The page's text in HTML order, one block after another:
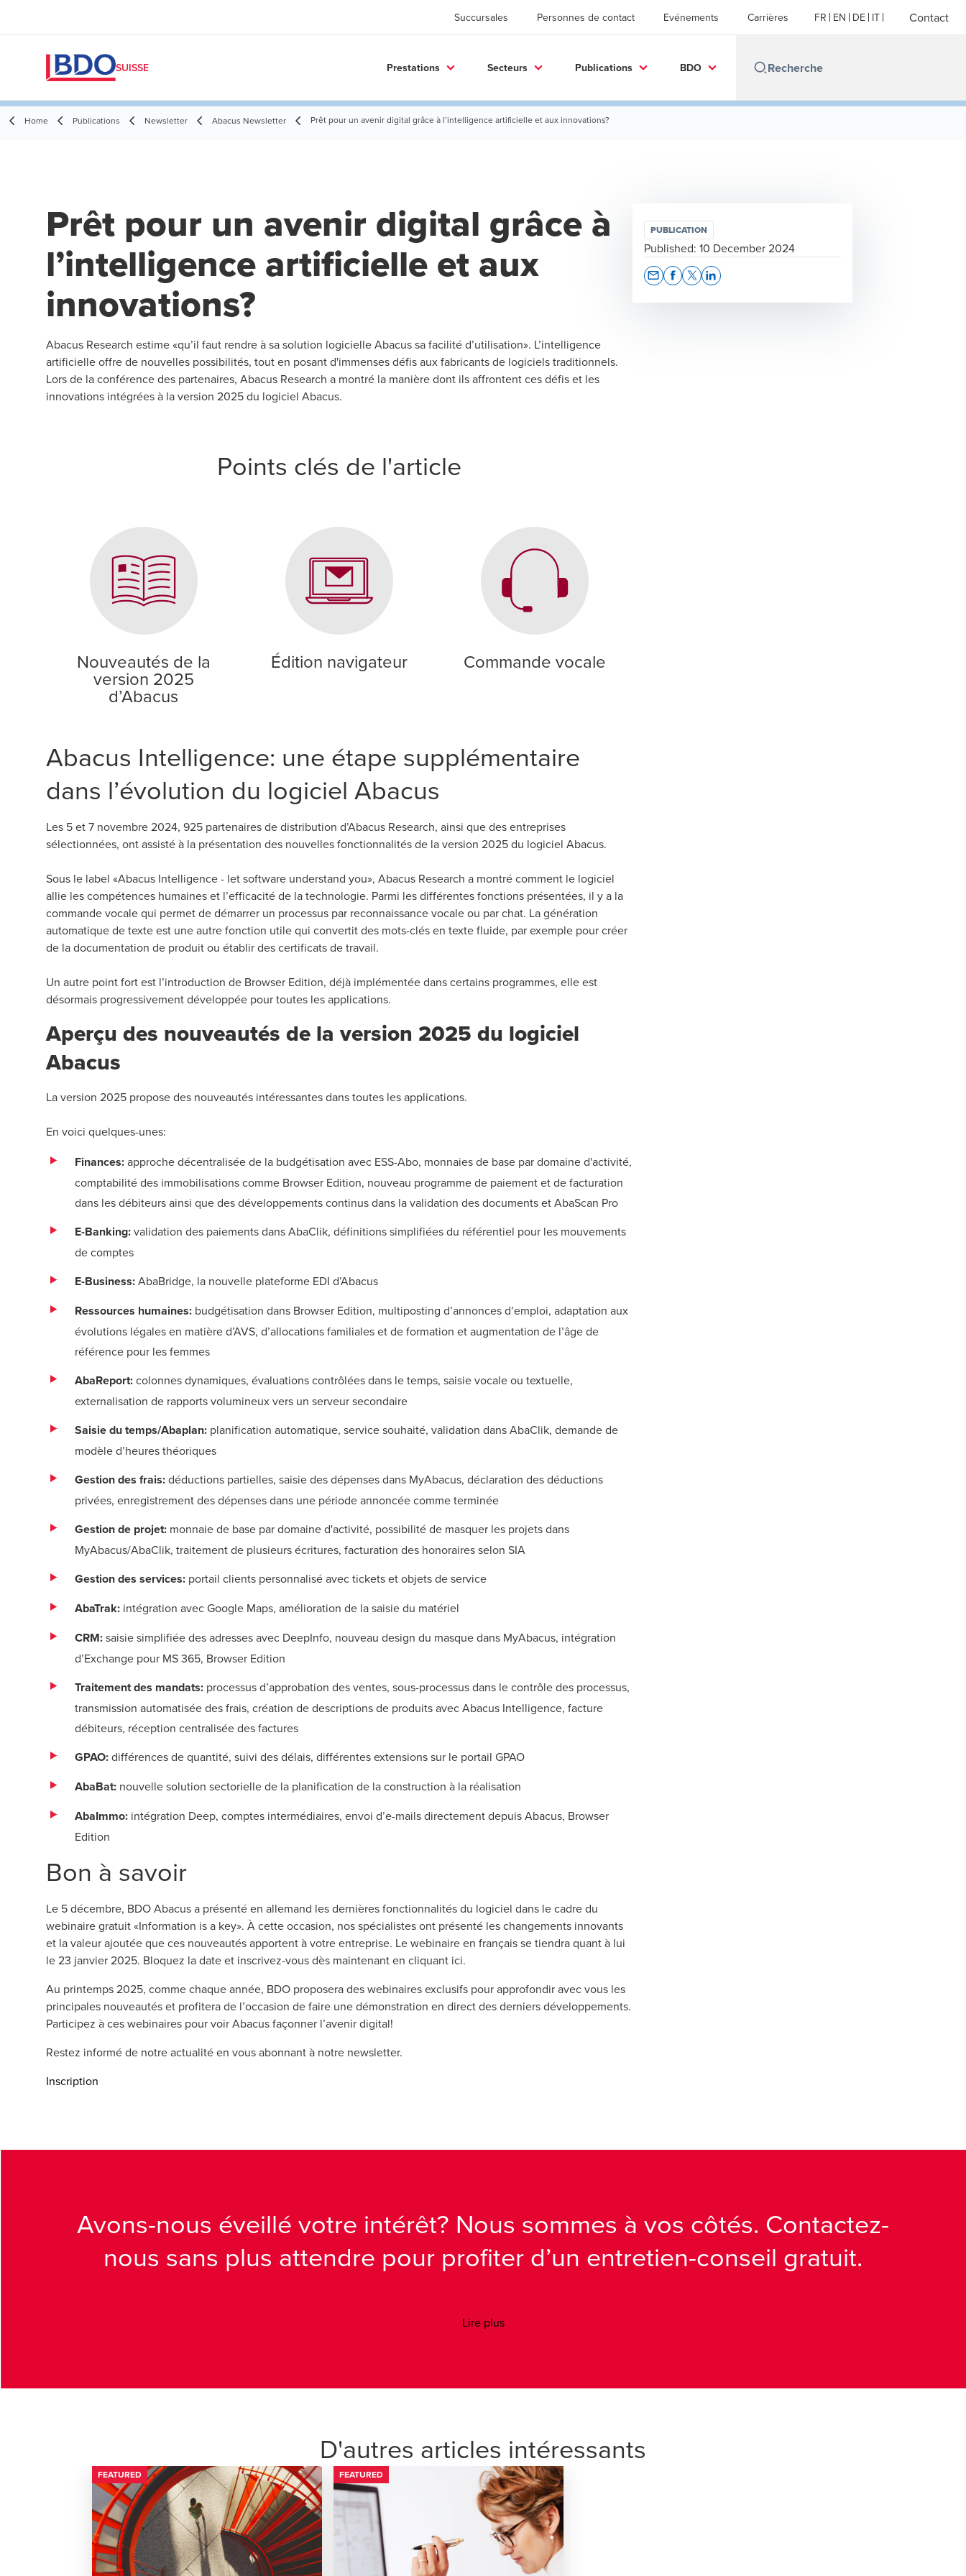
Succursales Personnes de contact Evénements Carrières FR EN DE IT Contact
SUISSE Prestations Secteurs Publications BDO
Home Publications Newsletter Abacus Newsletter Prêt pour un avenir digital grâce à l’intelligence artificielle et aux innovations?
Prêt pour un avenir digital grâce à
l’intelligence artificielle et aux
innovations?
Abacus Research estime «qu’il faut rendre à sa solution logicielle Abacus sa facilité d’utilisation». L’intelligence
artificielle offre de nouvelles possibilités, tout en posant d'immenses défis aux fabricants de logiciels traditionnels.
Lors de la conférence des partenaires, Abacus Research a montré la manière dont ils affrontent ces défis et les
innovations intégrées à la version 2025 du logiciel Abacus.
Points clés de l'article
Nouveautés de la
version 2025
d’Abacus
Édition navigateur Commande vocale
Abacus Intelligence: une étape supplémentaire
dans l’évolution du logiciel Abacus
Les 5 et 7 novembre 2024, 925 partenaires de distribution d’Abacus Research, ainsi que des entreprises
sélectionnées, ont assisté à la présentation des nouvelles fonctionnalités de la version 2025 du logiciel Abacus.
Sous le label «Abacus Intelligence - let software understand you», Abacus Research a montré comment le logiciel
allie les compétences humaines et l’efficacité de la technologie. Parmi les différentes fonctions présentées, il y a la
commande vocale qui permet de démarrer un processus par reconnaissance vocale ou par chat. La génération
automatique de texte est une autre fonction utile qui convertit des mots-clés en texte fluide, par exemple pour créer
de la documentation de produit ou établir des certificats de travail.
Un autre point fort est l’introduction de Browser Edition, déjà implémentée dans certains programmes, elle est
désormais progressivement développée pour toutes les applications.
Aperçu des nouveautés de la version 2025 du logiciel
Abacus
La version 2025 propose des nouveautés intéressantes dans toutes les applications.
En voici quelques-unes:
Finances:approche décentralisée de la budgétisation avec ESS-Abo, monnaies de base par domaine d'activité,
comptabilité des immobilisations comme Browser Edition, nouveau programme de paiement et de facturation
dans les débiteurs ainsi que des développements continus dans la validation des documents et AbaScan Pro
E-Banking:validation des paiements dans AbaClik, définitions simplifiées du référentiel pour les mouvements
de comptes
E-Business:AbaBridge, la nouvelle plateforme EDI d’Abacus
Ressources humaines: budgétisation dans Browser Edition, multiposting d’annonces d’emploi, adaptation aux
évolutions légales en matière d’AVS, d’allocations familiales et de formation et augmentation de l’âge de
référence pour les femmes
AbaReport:colonnes dynamiques, évaluations contrôlées dans le temps, saisie vocale ou textuelle,
externalisation de rapports volumineux vers un serveur secondaire
Saisie du temps/Abaplan: planification automatique, service souhaité, validation dans AbaClik, demande de
modèle d’heures théoriques
Gestion des frais:déductions partielles, saisie des dépenses dans MyAbacus, déclaration des déductions
privées, enregistrement des dépenses dans une période annoncée comme terminée
Gestion de projet: monnaie de base par domaine d'activité, possibilité de masquer les projets dans
MyAbacus/AbaClik, traitement de plusieurs écritures, facturation des honoraires selon SIA
Gestion des services: portail clients personnalisé avec tickets et objets de service
AbaTrak: intégration avec Google Maps, amélioration de la saisie du matériel
CRM:saisie simplifiée des adresses avec DeepInfo, nouveau design du masque dans MyAbacus, intégration
d’Exchange pour MS 365, Browser Edition
Traitement des mandats: processus d’approbation des ventes, sous-processus dans le contrôle des processus,
transmission automatisée des frais, création de descriptions de produits avec Abacus Intelligence, facture
débiteurs, réception centralisée des factures
GPAO:différences de quantité, suivi des délais, différentes extensions sur le portail GPAO
AbaBat: nouvelle solution sectorielle de la planification de la construction à la réalisation
AbaImmo: intégration Deep, comptes intermédiaires, envoi d’e-mails directement depuis Abacus, Browser
Edition
Bon à savoir
Le 5 décembre, BDO Abacus a présenté en allemand les dernières fonctionnalités du logiciel dans le cadre du
webinaire gratuit «Information is a key». À cette occasion, nos spécialistes ont présenté les changements innovants
et la valeur ajoutée que ces nouveautés apportent à votre entreprise. Le webinaire en français se tiendra quant à lui
le 23 janvier 2025. Bloquez la date et inscrivez-vous dès maintenanten cliquant ici.
Au printemps 2025, comme chaque année, BDO proposera des webinaires exclusifs pour approfondir avec vous les
principales nouveautés et profitera de l’occasion de faire une démonstration en direct des derniers développements.
Participez à ces webinaires pour voir Abacus façonner l’avenir digital!
Restez informé de notre actualité en vous abonnant à notre newsletter.
Inscription
PUBLICATION
Published: 10 December 2024
Avons-nous éveillé votre intérêt? Nous sommes à vos côtés. Contactez-
nous sans plus attendre pour profiter d’un entretien-conseil gratuit.
Lire plus
D'autres articles intéressants
FEATURED FEATURED